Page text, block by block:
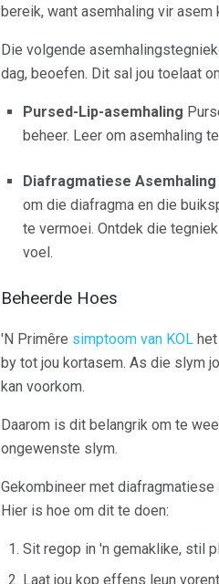
bereik, want asemhaling vir
Die volgende
dag, beoefen. Dit sal jou toelaat
Pursed-Lip-asemhaling
beheer. Leer om asemhaling
Diafragmatiese Asemhaling
om die diafragma en die
te vermoei. Ontdek die
voel.
Beheerde Hoes
'N Primêre simptoom van KOL
by tot jou kortasem. As die slym
kan voorkom.
Daarom is dit belangrik om te
ongewenste slym.
Gekombineer met
Hier is hoe om dit te doen:
Sit regop in 'n gemaklike, stil
Laat jou kop effens leun